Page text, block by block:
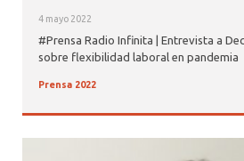
4 mayo 2022
#Prensa Radio Infinita | Entrevista a
sobre flexibilidad laboral en pandemia
Prensa 2022